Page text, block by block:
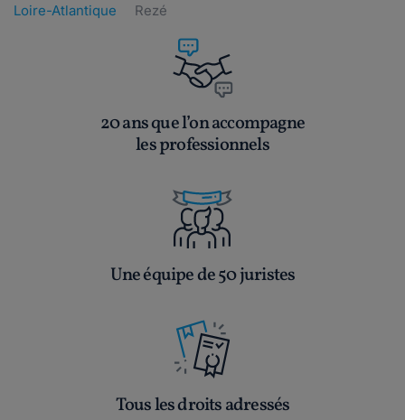
Loire-Atlantique
Rezé
20 ans que l’on accompagne
les professionnels
Une équipe de 50 juristes
Tous les droits adressés